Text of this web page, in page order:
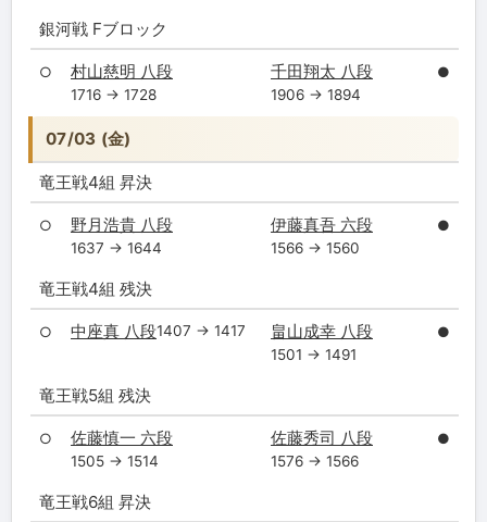
銀河戦 Fブロック
○ 村山慈明 八段
1716 → 1728
千田翔太 八段
1906 → 1894
●
07/03 (金)
竜王戦4組 昇決
○ 野月浩貴 八段
1637 → 1644
伊藤真吾 六段
1566 → 1560
●
竜王戦4組 残決
○ 中座真 八段1407 → 1417 畠山成幸 八段
1501 → 1491
●
竜王戦5組 残決
○ 佐藤慎一 六段
1505 → 1514
佐藤秀司 八段
1576 → 1566
●
竜王戦6組 昇決